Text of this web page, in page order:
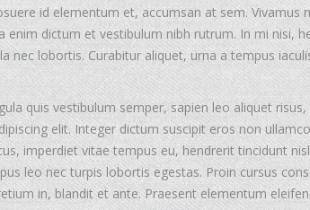
id elementum et, accumsan at sem.
enim dictum et vestibulum nibh rutrum. In mi nisi,
nec lobortis. Curabitur aliquet, urna a tempus
quis vestibulum semper, sapien leo aliquet
elit. Integer dictum suscipit eros non
imperdiet vitae tempus eu, hendrerit tincidunt
leo nec turpis lobortis egestas. Proin cursus
in, blandit et ante. Praesent elementum